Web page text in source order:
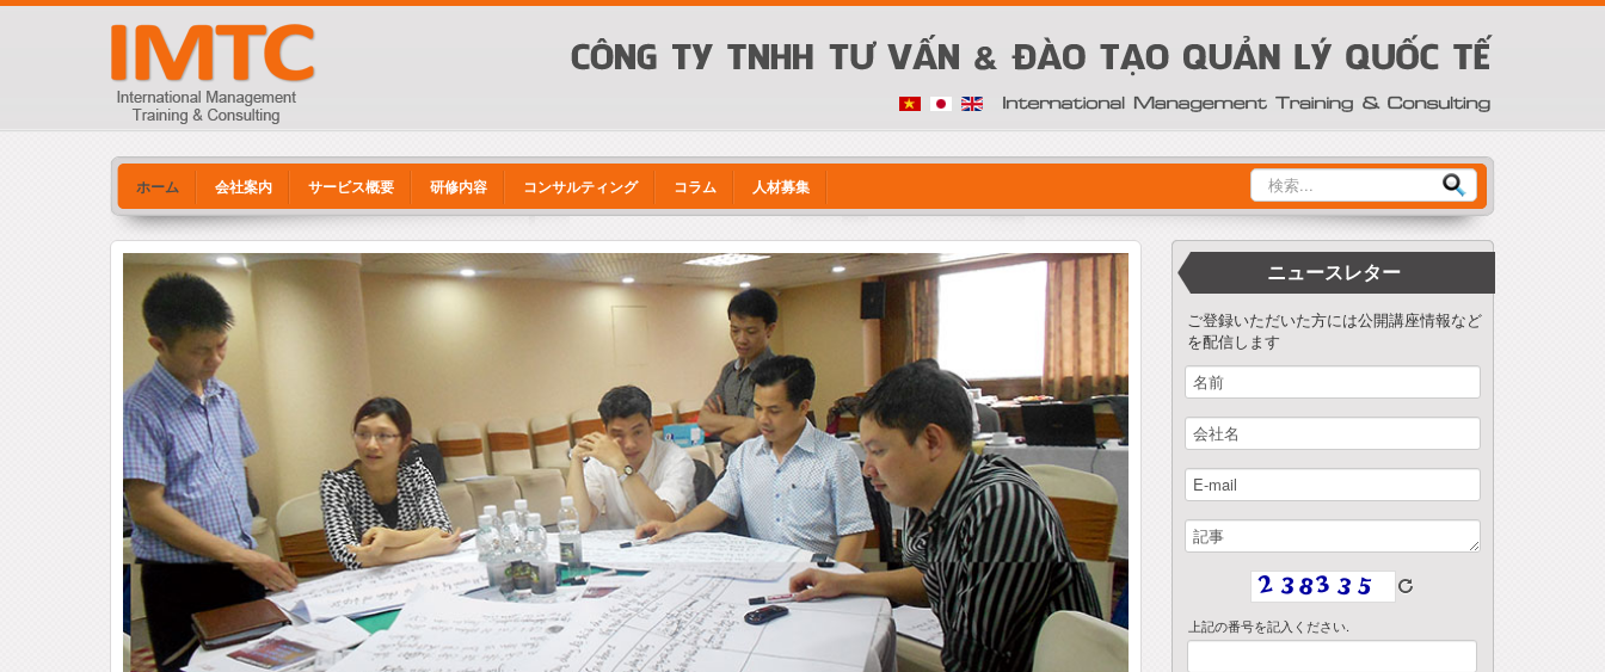
ホーム 会社案内 サービス概要 研修内容 コンサルティング コラム 人材募集
Tìm
kiếm
ニュースレター
ご登録いただいた方には公開講座情報など
を配信します
上記の番号を記入ください.